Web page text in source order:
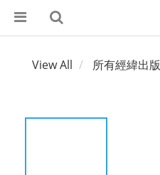
View All 所有經緯出版